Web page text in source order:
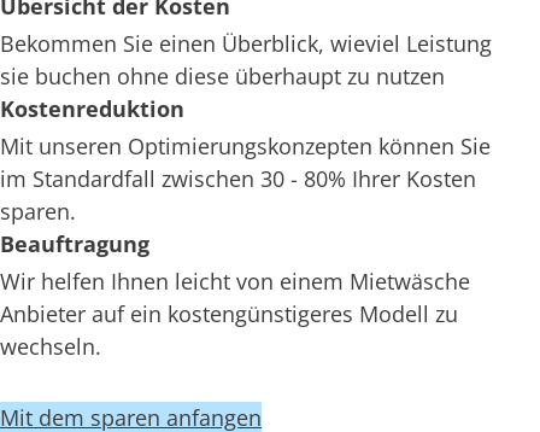
Übersicht der Kosten
Bekommen Sie einen Überblick, wieviel Leistung
sie buchen ohne diese überhaupt zu nutzen
Kostenreduktion
Mit unseren Optimierungskonzepten können Sie
im Standardfall zwischen 30 - 80% Ihrer Kosten
sparen.
Beauftragung
Wir helfen Ihnen leicht von einem Mietwäsche
Anbieter auf ein kostengünstigeres Modell zu
wechseln.
Mit dem sparen anfangen